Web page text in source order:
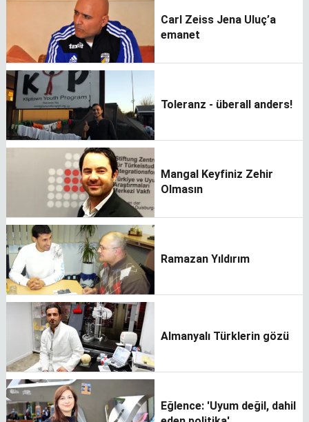
Carl Zeiss Jena Uluç’a
emanet
Toleranz - überall anders!
Mangal Keyfiniz Zehir
Olmasın
Ramazan Yıldırım
Almanyalı Türklerin gözü
Eğlence: 'Uyum değil, dahil